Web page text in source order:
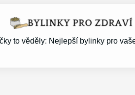
to věděly: Nejlepší bylinky pro